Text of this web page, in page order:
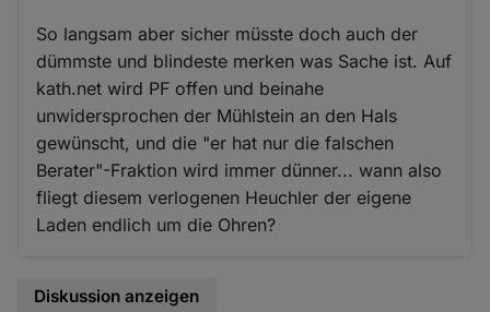
So langsam aber sicher müsste doch auch der
dümmste und blindeste merken was Sache ist. Auf
kath.net wird PF offen und beinahe
unwidersprochen der Mühlstein an den Hals
gewünscht, und die "er hat nur die falschen
Berater"-Fraktion wird immer dünner... wann also
fliegt diesem verlogenen Heuchler der eigene
Laden endlich um die Ohren?
Diskussion anzeigen